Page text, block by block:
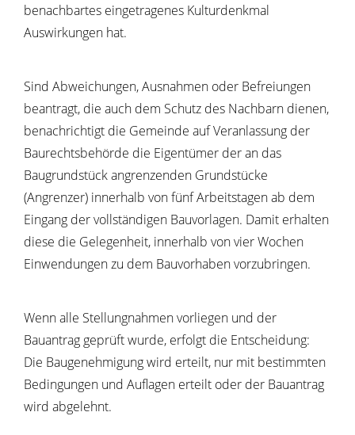
benachbartes eingetragenes Kulturdenkmal
Auswirkungen hat.
Sind Abweichungen, Ausnahmen oder Befreiungen
beantragt, die auch dem Schutz des Nachbarn dienen,
benachrichtigt die Gemeinde auf Veranlassung der
Baurechtsbehörde die Eigentümer der an das
Baugrundstück angrenzenden Grundstücke
(Angrenzer) innerhalb von fünf Arbeitstagen ab dem
Eingang der vollständigen Bauvorlagen. Damit erhalten
diese die Gelegenheit, innerhalb von vier Wochen
Einwendungen zu dem Bauvorhaben vorzubringen.
Wenn alle Stellungnahmen vorliegen und der
Bauantrag geprüft wurde, erfolgt die Entscheidung:
Die Baugenehmigung wird erteilt, nur mit bestimmten
Bedingungen und Auflagen erteilt oder der Bauantrag
wird abgelehnt.